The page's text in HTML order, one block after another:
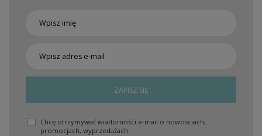
ZAPISZ SIĘ
Chcę otrzymywać wiadomości e-mail o nowościach,
promocjach, wyprzedażach.